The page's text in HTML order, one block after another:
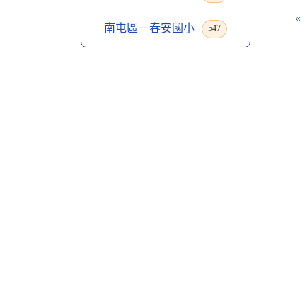
南屯區－春安國小 547
«